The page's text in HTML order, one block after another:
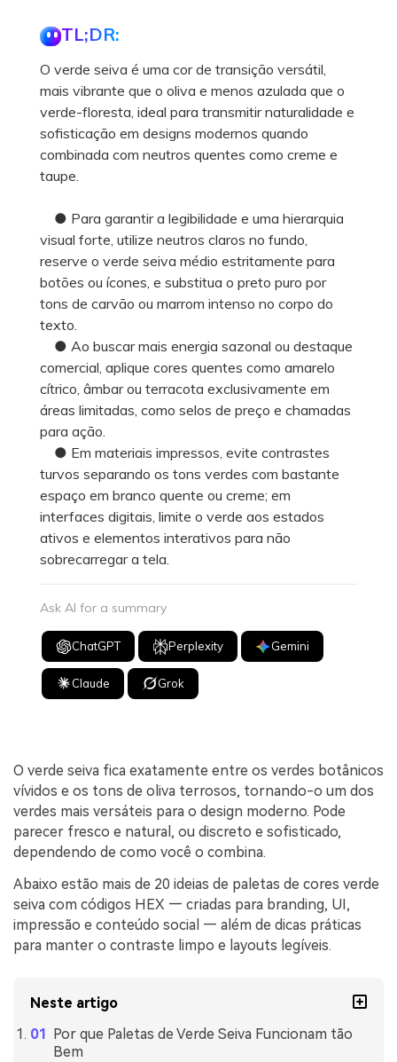
TL;DR:
O verde seiva é uma cor de transição versátil,
mais vibrante que o oliva e menos azulada que o
verde-floresta, ideal para transmitir naturalidade e
sofisticação em designs modernos quando
combinada com neutros quentes como creme e
taupe.
● Para garantir a legibilidade e uma hierarquia
visual forte, utilize neutros claros no fundo,
reserve o verde seiva médio estritamente para
botões ou ícones, e substitua o preto puro por
tons de carvão ou marrom intenso no corpo do
texto.
● Ao buscar mais energia sazonal ou destaque
comercial, aplique cores quentes como amarelo
cítrico, âmbar ou terracota exclusivamente em
áreas limitadas, como selos de preço e chamadas
para ação.
● Em materiais impressos, evite contrastes
turvos separando os tons verdes com bastante
espaço em branco quente ou creme; em
interfaces digitais, limite o verde aos estados
ativos e elementos interativos para não
sobrecarregar a tela.
Ask AI for a summary
ChatGPT Perplexity Gemini
Claude Grok
O verde seiva fica exatamente entre os verdes botânicos
vívidos e os tons de oliva terrosos, tornando-o um dos
verdes mais versáteis para o design moderno. Pode
parecer fresco e natural, ou discreto e sofisticado,
dependendo de como você o combina.
Abaixo estão mais de 20 ideias de paletas de cores verde
seiva com códigos HEX — criadas para branding, UI,
impressão e conteúdo social — além de dicas práticas
para manter o contraste limpo e layouts legíveis.
Neste artigo
Por que Paletas de Verde Seiva Funcionam tão
Bem